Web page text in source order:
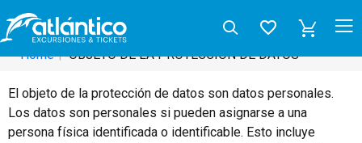
OBJETO DE LA PROTECCIÓN DE DATOS
Home OBJETO DE LA PROTECCIÓN DE DATOS
El objeto de la protección de datos son datos personales.
Los datos son personales si pueden asignarse a una
persona física identificada o identificable. Esto incluye